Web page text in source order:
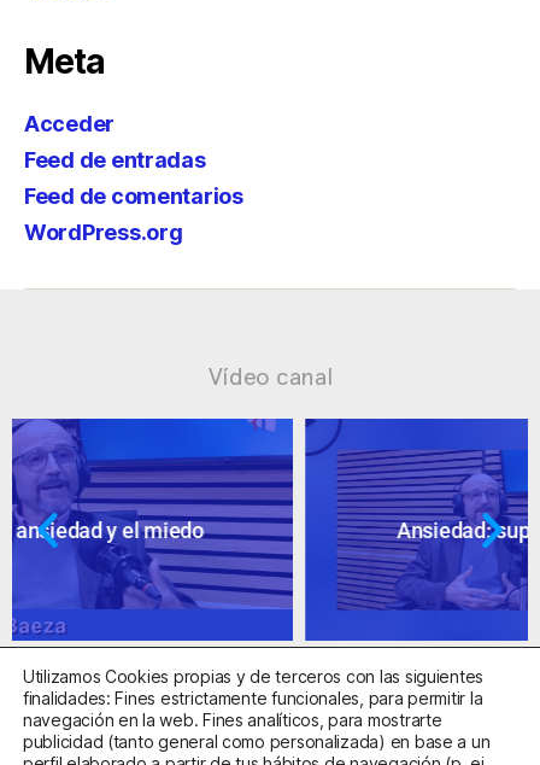
Meta
Acceder
Feed de entradas
Feed de comentarios
WordPress.org
Vídeo canal
Ansiedad: supuestos cuestionables
Utilizamos Cookies propias y de terceros con las siguientes
finalidades: Fines estrictamente funcionales, para permitir la
navegación en la web. Fines analíticos, para mostrarte
publicidad (tanto general como personalizada) en base a un